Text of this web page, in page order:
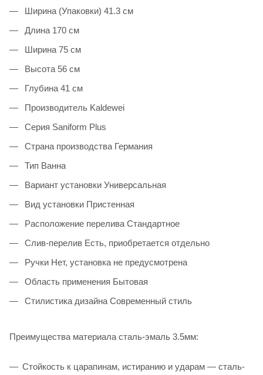
Ширина (Упаковки) 41.3 см
Длина 170 см
Ширина 75 см
Высота 56 см
Глубина 41 см
Производитель Kaldewei
Серия Saniform Plus
Страна производства Германия
Тип Ванна
Вариант установки Универсальная
Вид установки Пристенная
Расположение перелива Стандартное
Слив-перелив Есть, приобретается отдельно
Ручки Нет, установка не предусмотрена
Область применения Бытовая
Стилистика дизайна Современный стиль
Преимущества материала сталь-эмаль 3.5мм:
Стойкость к царапинам, истиранию и ударам — сталь-